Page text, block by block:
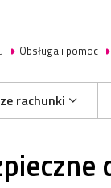
Obsługa i pomoc
rachunki